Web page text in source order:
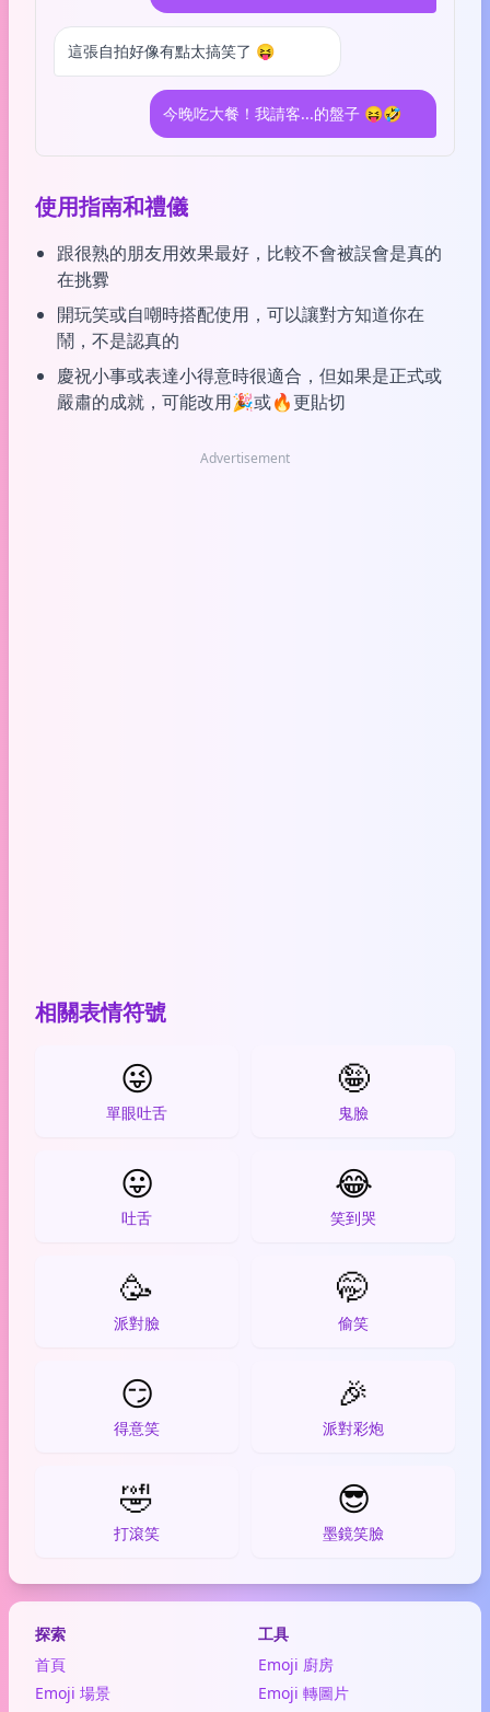
這張自拍好像有點太搞笑了 😝
今晚吃大餐！我請客...的盤子 😝🤣
使用指南和禮儀
跟很熟的朋友用效果最好，比較不會被誤會是真的
在挑釁
開玩笑或自嘲時搭配使用，可以讓對方知道你在
鬧，不是認真的
慶祝小事或表達小得意時很適合，但如果是正式或
嚴肅的成就，可能改用🎉或🔥更貼切
Advertisement
相關表情符號
😜
單眼吐舌
🤪
鬼臉
😛
吐舌
😂
笑到哭
🥳
派對臉
🤭
偷笑
😏
得意笑
🎉
派對彩炮
🤣
打滾笑
😎
墨鏡笑臉
探索
首頁
Emoji 場景
工具
Emoji 廚房
Emoji 轉圖片